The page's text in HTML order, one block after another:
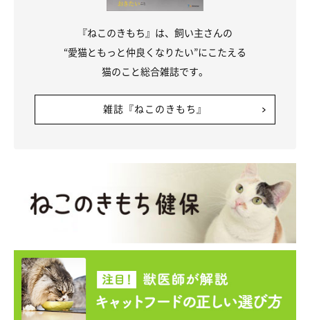
（１番上の写真）猫や犬などの通販カタログ「PEPPY」を
発行する「新日本カレンダー（株）ペピイ事業部」の猫グ
ッズが設置された「ペピイにゃんmeetsルーム」。
『ねこのきもち』は、飼い主さんの
“愛猫ともっと仲良くなりたい”にこたえる
猫のこと総合雑誌です。
雑誌『ねこのきもち』